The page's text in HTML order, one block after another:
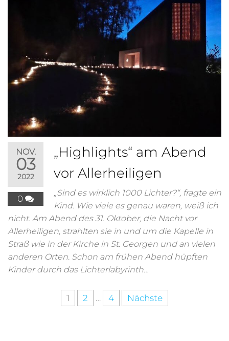
NOV.
03
2022
0
„Highlights“ am Abend
vor Allerheiligen
„Sind es wirklich 1000 Lichter?“, fragte ein
Kind. Wie viele es genau waren, weiß ich
nicht. Am Abend des 31. Oktober, die Nacht vor
Allerheiligen, strahlten sie in und um die Kapelle in
Straß wie in der Kirche in St. Georgen und an vielen
anderen Orten. Schon am frühen Abend hüpften
Kinder durch das Lichterlabyrinth…
1 2 … 4 Nächste